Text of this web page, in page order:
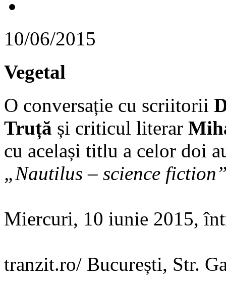
10/06/2015
Vegetal
O conversație cu scriitorii
Truță și criticul literar
cu același titlu a celor doi
„Nautilus – science
Miercuri, 10 iunie 2015,
tranzit.ro/ București, Str.